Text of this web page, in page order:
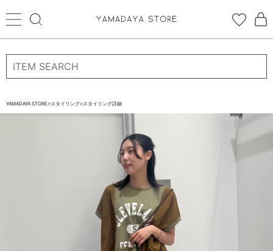
ログイン 新規会員登録
お気に入り
STORE BRAND・LABELから探す
YAMADAYA STORE>スタイリング>スタイリング詳細
ログイン